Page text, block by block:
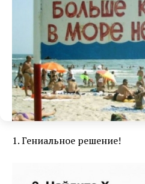
1. Гениальное решение!